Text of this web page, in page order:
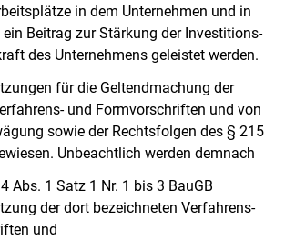
in dem Unternehmen und in
Beitrag zur Stärkung der Investitions-
des Unternehmens geleistet werden.
für die Geltendmachung der
und Formvorschriften und von
sowie der Rechtsfolgen des § 215
Unbeachtlich werden demnach
Abs. 1 Satz 1 Nr. 1 bis 3 BauGB
der dort bezeichneten Verfahrens-
und